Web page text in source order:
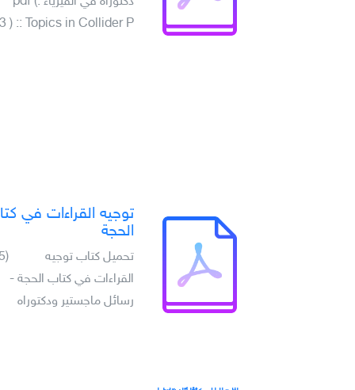
) :: Topics in Collider P
توجيه القراءات في
الحجة
(5)
تحميل كتاب توجيه
القراءات في كتاب الحجة -
رسائل ماجستير ودكتوراه